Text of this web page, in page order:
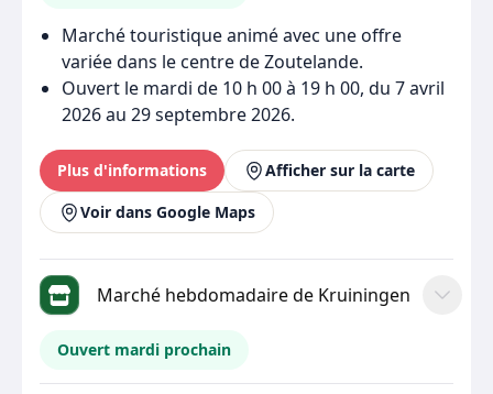
Marché touristique animé avec une offre
variée dans le centre de Zoutelande.
Ouvert le mardi de 10 h 00 à 19 h 00, du 7 avril
2026 au 29 septembre 2026.
Plus d'informations
Afficher sur la carte
Voir dans Google Maps
Marché hebdomadaire de Kruiningen
Ouvert mardi prochain